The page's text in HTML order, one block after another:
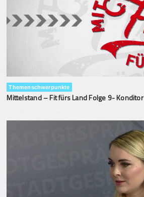
Themenschwerpunkte
Mittelstand – Fit fürs Land Folge 9- Konditor